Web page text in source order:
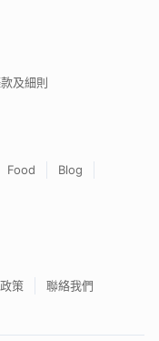
及細則
Food
Blog
策 聯絡我們